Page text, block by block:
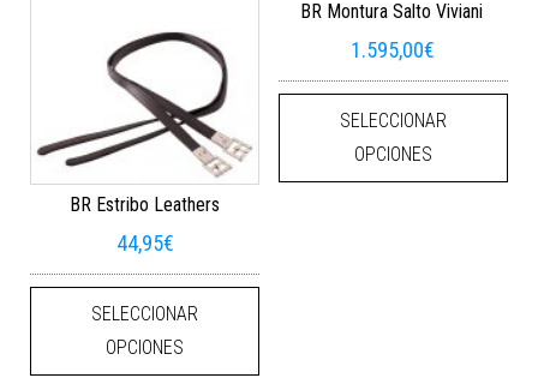
BR Estribo Leathers
44,95€
SELECCIONAR
OPCIONES
Este producto tiene múltiples
BR Montura Salto Viviani
1.595,00€
SELECCIONAR
OPCIONES